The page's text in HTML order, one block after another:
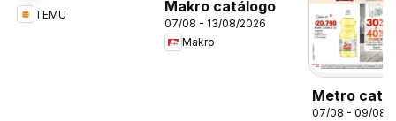
TEMU
Makro catálogo
07/08 - 13/08/2026
Makro
Metro
07/08 - 09/08/